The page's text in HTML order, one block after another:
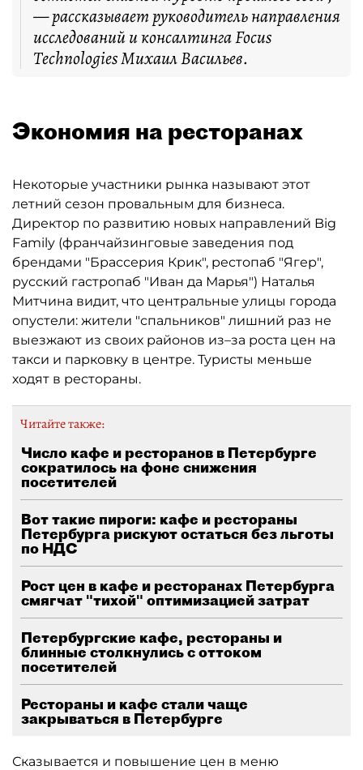
— рассказывает руководитель направления
исследований и консалтинга Focus
Technologies Михаил Васильев.
Экономия на ресторанах
Некоторые участники рынка называют этот
летний сезон провальным для бизнеса.
Директор по развитию новых направлений Big
Family (франчайзинговые заведения под
брендами "Брассерия Крик", рестопаб "Ягер",
русский гастропаб "Иван да Марья") Наталья
Митчина видит, что центральные улицы города
опустели: жители "спальников" лишний раз не
выезжают из своих районов из–за роста цен на
такси и парковку в центре. Туристы меньше
ходят в рестораны.
Читайте также:
Число кафе и ресторанов в Петербурге
сократилось на фоне снижения
посетителей
Вот такие пироги: кафе и рестораны
Петербурга рискуют остаться без льготы
по НДС
Рост цен в кафе и ресторанах Петербурга
смягчат "тихой" оптимизацией затрат
Петербургские кафе, рестораны и
блинные столкнулись с оттоком
посетителей
Рестораны и кафе стали чаще
закрываться в Петербурге
Сказывается и повышение цен в меню